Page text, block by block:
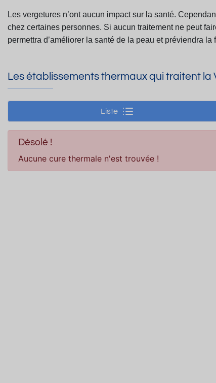
Les vergetures n’ont aucun impact sur la santé.
chez certaines personnes. Si aucun traitement ne peut
permettra d’améliorer la santé de la peau et préviendra la
Les établissements thermaux qui traitent la
Liste
Désolé !
Aucune cure thermale n'est trouvée !